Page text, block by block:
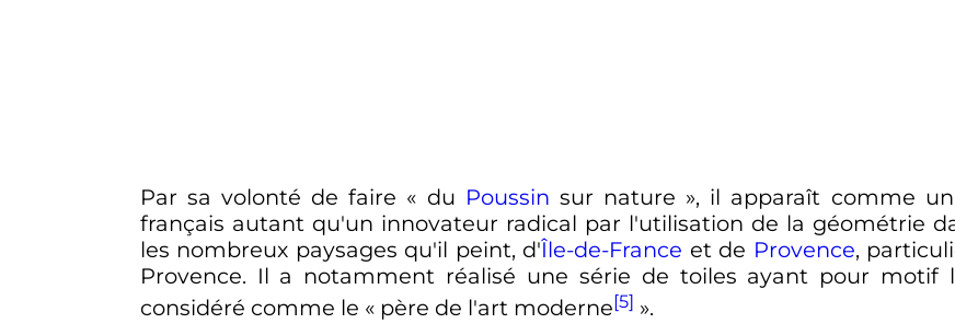
Par sa volonté de faire « du Poussin sur nature », il apparaît comme
français autant qu'un innovateur radical par l'utilisation de la géométrie
les nombreux paysages qu'il peint, d'Île-de-France et de Provence,
Provence. Il a notamment réalisé une série de toiles ayant pour motif
considéré comme le « père de l'art moderne[5] ».